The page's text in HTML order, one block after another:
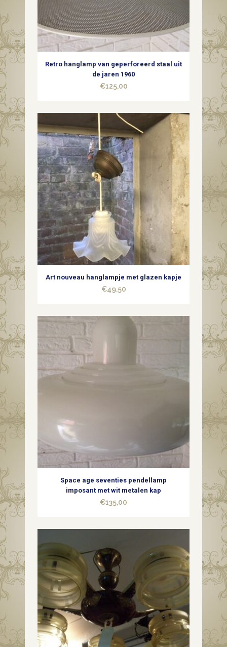
jaren
1990
quantity
Retro hanglamp van geperforeerd staal uit
de jaren 1960
€125,00
Art nouveau hanglampje met glazen kapje
€49,50
Space age seventies pendellamp
imposant met wit metalen kap
€135,00